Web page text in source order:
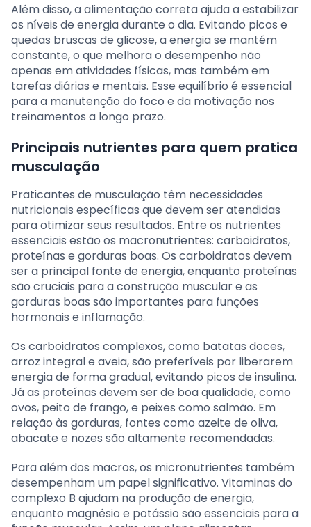
Além disso, a alimentação correta ajuda a estabilizar
os níveis de energia durante o dia. Evitando picos e
quedas bruscas de glicose, a energia se mantém
constante, o que melhora o desempenho não
apenas em atividades físicas, mas também em
tarefas diárias e mentais. Esse equilíbrio é essencial
para a manutenção do foco e da motivação nos
treinamentos a longo prazo.
Principais nutrientes para quem pratica
musculação
Praticantes de musculação têm necessidades
nutricionais específicas que devem ser atendidas
para otimizar seus resultados. Entre os nutrientes
essenciais estão os macronutrientes: carboidratos,
proteínas e gorduras boas. Os carboidratos devem
ser a principal fonte de energia, enquanto proteínas
são cruciais para a construção muscular e as
gorduras boas são importantes para funções
hormonais e inflamação.
Os carboidratos complexos, como batatas doces,
arroz integral e aveia, são preferíveis por liberarem
energia de forma gradual, evitando picos de insulina.
Já as proteínas devem ser de boa qualidade, como
ovos, peito de frango, e peixes como salmão. Em
relação às gorduras, fontes como azeite de oliva,
abacate e nozes são altamente recomendadas.
Para além dos macros, os micronutrientes também
desempenham um papel significativo. Vitaminas do
complexo B ajudam na produção de energia,
enquanto magnésio e potássio são essenciais para a